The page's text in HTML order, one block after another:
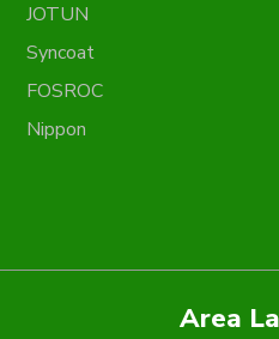
JOTUN
Syncoat
FOSROC
Nippon
Area